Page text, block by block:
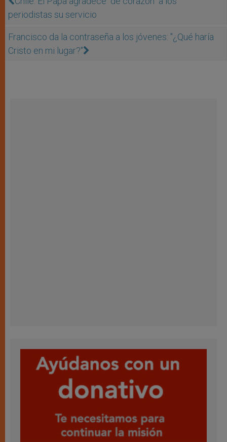
periodistas su servicio
Francisco da la contraseña a los jóvenes: "¿Qué haría
Cristo en mi lugar?"